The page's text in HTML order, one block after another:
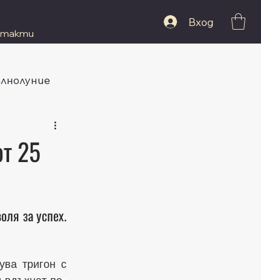
Вход
25
за успех.
тригон с